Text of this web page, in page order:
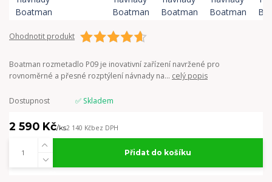
Ohodnotit produkt
Boatman rozmetadlo P09 je inovativní zařízení navržené pro
rovnoměrné a přesné rozptýlení návnady na... celý popis
Dostupnost ✅ Skladem
2 590 Kč/ks2 140 Kčbez DPH
Přidat do košíku